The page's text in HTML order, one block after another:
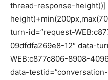
thread-response-
turn-id=”request-
09dfdfa269e8-12″ data-
WEB:c877c806-8908-
data-